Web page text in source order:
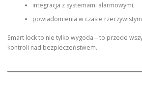
integracja z systemami alarmowymi,
powiadomienia w czasie
Smart lock to nie tylko wygoda – to przede
kontroli nad bezpieczeństwem.